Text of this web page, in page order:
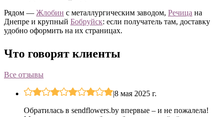
Рядом — Жлобин с металлургическим заводом, Речица на
Днепре и крупный Бобруйск: если получатель там, доставку
удобно оформить на их страницах.
Что говорят клиенты
Все отзывы
|8 мая 2025 г.
Обратилась в sendflowers.by впервые – и не пожалела!